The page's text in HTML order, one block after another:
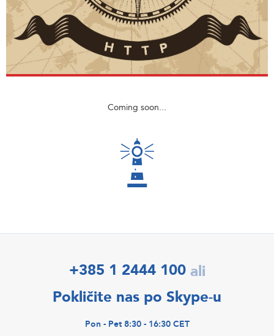
Coming soon...
+385 1 2444 100 ali
Pokličite nas po Skype-u
Pon - Pet 8:30 - 16:30 CET